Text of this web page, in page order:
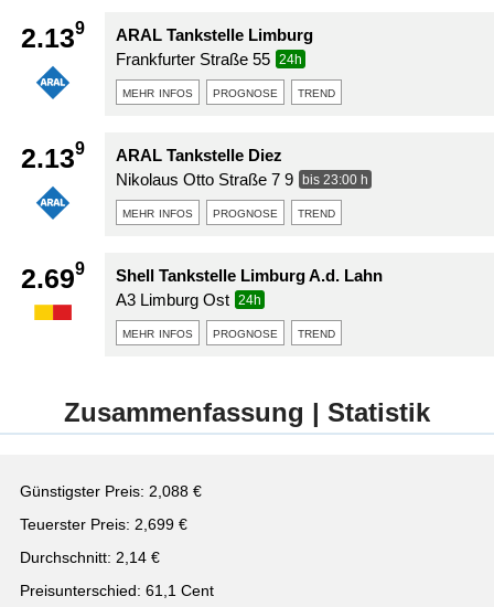
2.139
ARAL Tankstelle Limburg
Frankfurter Straße 55
24h
mehr infos prognose trend
2.139
ARAL Tankstelle Diez
Nikolaus Otto Straße 7 9
bis 23:00 h
mehr infos prognose trend
2.699
Shell Tankstelle Limburg A.d. Lahn
A3 Limburg Ost
24h
mehr infos prognose trend
Zusammenfassung | Statistik
Günstigster Preis: 2,088 €
Teuerster Preis: 2,699 €
Durchschnitt: 2,14 €
Preisunterschied: 61,1 Cent